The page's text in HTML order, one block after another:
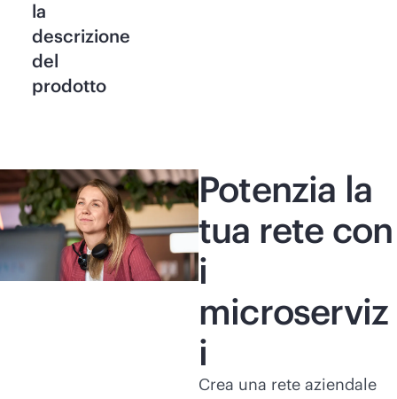
la
descrizione
del
prodotto
Potenzia la
tua rete con
i
microserviz
i
Crea una rete aziendale